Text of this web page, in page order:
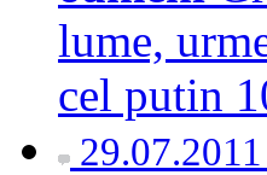
lume,
cel putin
29.07.2011